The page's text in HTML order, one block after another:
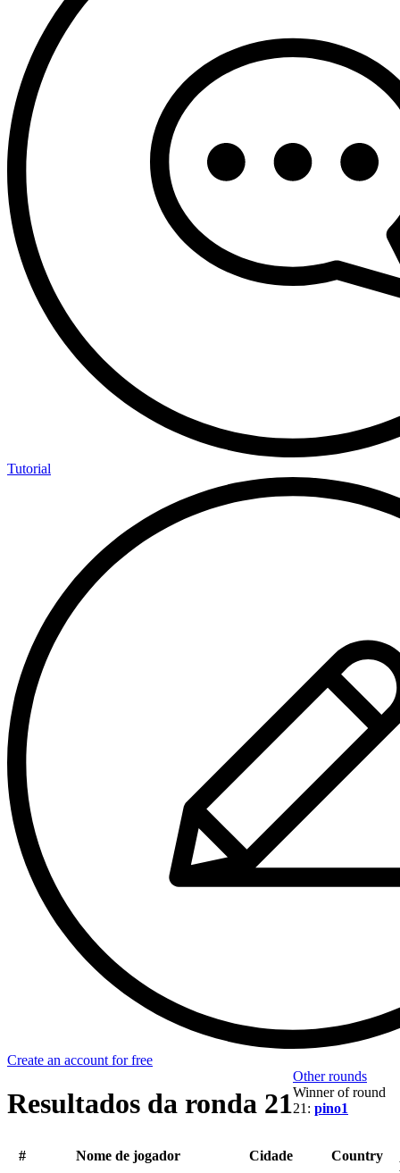
Tutorial
Create an account for free
Resultados da ronda 21
Other rounds
Winner of round
21: pino1
# Nome de jogador Cidade Country